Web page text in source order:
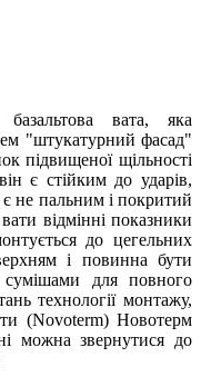
вата, яка
"штукатурний фасад"
підвищеної щільності
є стійким до ударів,
не пальним і покритий
відмінні показники
до цегельних
і повинна бути
сумішами для повного
технології монтажу,
(Novoterm) Новотерм
можна звернутися до